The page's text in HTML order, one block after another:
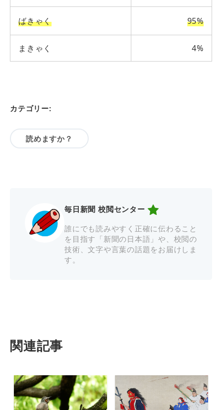
ばきゃく 95%
まきゃく 4%
カテゴリー:
読めますか？
毎日新聞 校閲センター
誰にでも読みやすく正確に伝わること
を目指す「新聞の日本語」や、校閲の
技術、文字や言葉の話題をお届けしま
す。
関連記事